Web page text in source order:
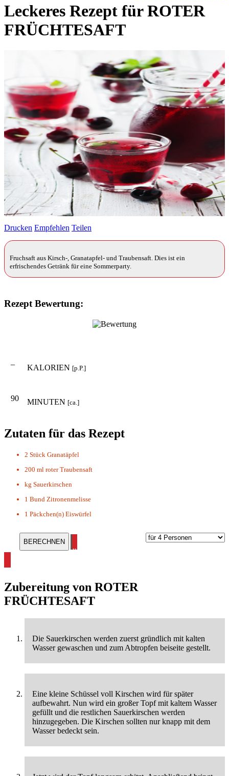
Leckeres Rezept fürROTER
FRÜCHTESAFT
Drucken Empfehlen Teilen
Fruchsaft aus Kirsch-, Granatapfel- und Traubensaft. Dies ist ein
erfrischendes Getränk für eine Sommerparty.
Rezept Bewertung:
– KALORIEN [p.P.]
90 MINUTEN [ca.]
Zutaten für das Rezept
2 Stück Granatäpfel
200 ml roter Traubensaft
kg Sauerkirschen
1 Bund Zitronenmelisse
1 Päckchen(n) Eiswürfel
alle Smoothie Rezepte ansehen
Zubereitung von ROTER
FRÜCHTESAFT
Die Sauerkirschen werden zuerst gründlich mit kalten
Wasser gewaschen und zum Abtropfen beiseite gestellt.
Eine kleine Schüssel voll Kirschen wird für später
aufbewahrt. Nun wird ein großer Topf mit kaltem Wasser
gefüllt und die restlichen Sauerkirschen werden
hinzugegeben. Die Kirschen sollten nur knapp mit dem
Wasser bedeckt sein.